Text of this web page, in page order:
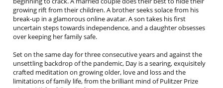
growing rift from their children. A brother seeks solace from his
break-up in a glamorous online avatar. A son takes his first
uncertain steps towards independence, and a daughter obsesses
over keeping her family safe.
Set on the same day for three consecutive years and against the
unsettling backdrop of the pandemic, Day is a searing, exquisitely
crafted meditation on growing older, love and loss and the
limitations of family life, from the brilliant mind of Pulitzer Prize